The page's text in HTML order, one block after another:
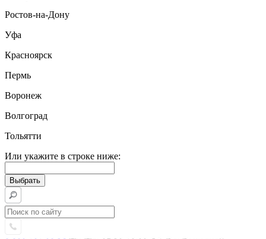
Ростов-на-Дону
Уфа
Красноярск
Пермь
Воронеж
Волгоград
Тольятти
Или укажите в строке ниже: